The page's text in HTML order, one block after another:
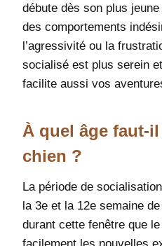
débute dès son plus
des comportements
l’agressivité ou la
socialisé est plus serein
facilite aussi vos
À quel âge faut-
chien ?
La période de
la 3e et la 12e semaine
durant cette fenêtre que